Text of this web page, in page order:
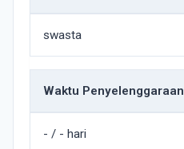
swasta
Waktu Penyelenggaraan
- / - hari